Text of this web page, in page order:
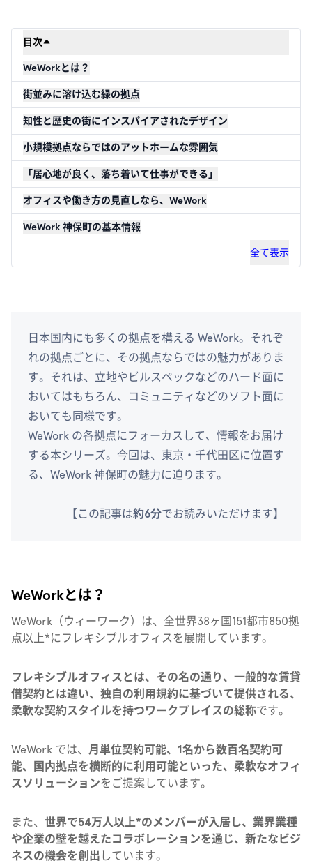
目次
WeWorkとは？
街並みに溶け込む緑の拠点
知性と歴史の街にインスパイアされたデザイン
小規模拠点ならではのアットホームな雰囲気
「居心地が良く、落ち着いて仕事ができる」
オフィスや働き方の見直しなら、WeWork
WeWork 神保町の基本情報
全て表示
日本国内にも多くの拠点を構える WeWork。それぞ
れの拠点ごとに、その拠点ならではの魅力がありま
す。それは、立地やビルスペックなどのハード面に
おいてはもちろん、コミュニティなどのソフト面に
おいても同様です。
WeWork の各拠点にフォーカスして、情報をお届け
する本シリーズ。今回は、東京・千代田区に位置す
る、WeWork 神保町の魅力に迫ります。
【この記事は約6分でお読みいただけます】
WeWorkとは？
WeWork（ウィーワーク）は、全世界38ヶ国151都市850拠
点以上*にフレキシブルオフィスを展開しています。
フレキシブルオフィスとは、その名の通り、一般的な賃貸
借契約とは違い、独自の利用規約に基づいて提供される、
柔軟な契約スタイルを持つワークプレイスの総称です。
WeWork では、 月単位契約可能、1名から数百名契約可
能、国内拠点を横断的に利用可能といった、柔軟なオフィ
スソリューションをご提案しています。
また、 世界で54万人以上*のメンバーが入居し、業界業種
や企業の壁を越えたコラボレーションを通じ、新たなビジ
ネスの機会を創出 しています。